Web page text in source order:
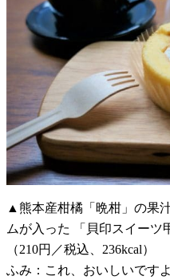
▲熊本産柑橘「晩柑」の果
ムが入った 「貝印スイー
（210円／税込、236kcal）
ふみ：これ、おいしいです